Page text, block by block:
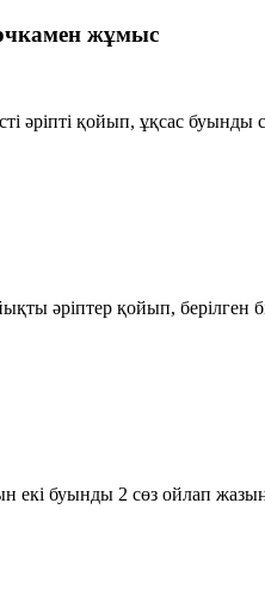
жұмыс
әріпті қойып, ұқсас буынды
әріптер қойып, берілген
екі буынды 2 сөз ойлап